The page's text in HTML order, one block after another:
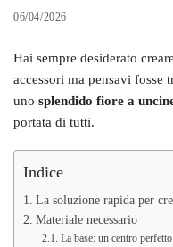
06/04/2026
Hai sempre desiderato
accessori ma pensavi fosse
uno splendido fiore a
portata di tutti.
Indice
La soluzione rapida per
Materiale necessario
La base: un centro perfetto